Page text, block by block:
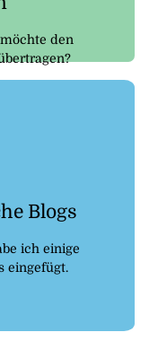
den
Blogs
ich einige
eingefügt.
Blogs
Kanal zu